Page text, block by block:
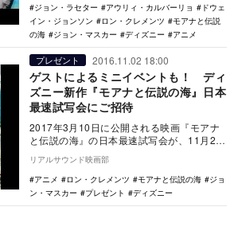
ジョン・ラセター
アウリィ・カルバーリョ
ドウェ
イン・ジョンソン
ロン・クレメンツ
モアナと伝説
の海
ジョン・マスカー ディズニー アニメ
プレゼント 2016.11.02 18:00
ゲストによるミニイベントも！ ディ
ズニー新作『モアナと伝説の海』日本
最速試写会にご招待
2017年3月10日に公開される映画『モアナ
と伝説の海』の日本最速試写会が、11月23
日の全米公開にあわせて、11月24日に舞
浜…
リアルサウンド映画部
アニメ
ロン・クレメンツ モアナと伝説の海
ジョ
ン・マスカー
プレゼント ディズニー